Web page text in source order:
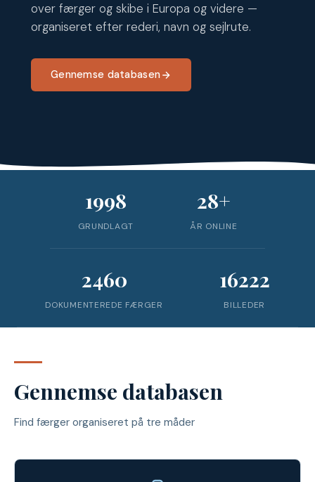
over færger og skibe i Europa og videre —
organiseret efter rederi, navn og sejlrute.
Gennemse databasen
1998
GRUNDLAGT
28+
ÅR ONLINE
2460
DOKUMENTEREDE FÆRGER
16222
BILLEDER
Gennemse databasen
Find færger organiseret på tre måder